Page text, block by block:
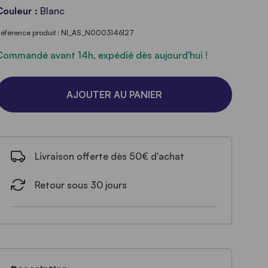
: Blanc
produit : NI_AS_N0003146127
avant 14h, expédié dès aujourd'hui !
AJOUTER AU PANIER
Livraison offerte dès 50€ d'achat
Retour sous 30 jours